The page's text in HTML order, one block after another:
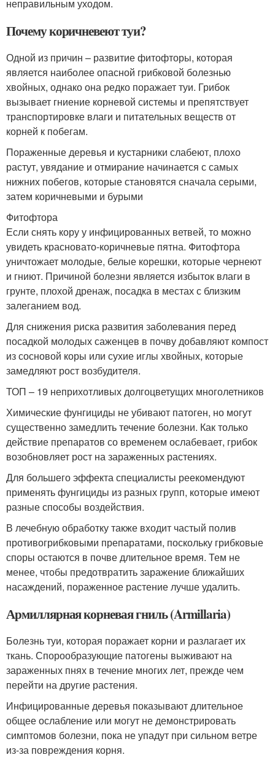
неправильным уходом.
Почему коричневеют туи?
Одной из причин – развитие фитофторы, которая
является наиболее опасной грибковой болезнью
хвойных, однако она редко поражает туи. Грибок
вызывает гниение корневой системы и препятствует
транспортировке влаги и питательных веществ от
корней к побегам.
Пораженные деревья и кустарники слабеют, плохо
растут, увядание и отмирание начинается с самых
нижних побегов, которые становятся сначала серыми,
затем коричневыми и бурыми
Фитофтора
Если снять кору у инфицированных ветвей, то можно
увидеть красновато-коричневые пятна. Фитофтора
уничтожает молодые, белые корешки, которые чернеют
и гниют. Причиной болезни является избыток влаги в
грунте, плохой дренаж, посадка в местах с близким
залеганием вод.
Для снижения риска развития заболевания перед
посадкой молодых саженцев в почву добавляют компост
из сосновой коры или сухие иглы хвойных, которые
замедляют рост возбудителя.
ТОП – 19 неприхотливых долгоцветущих многолетников
Химические фунгициды не убивают патоген, но могут
существенно замедлить течение болезни. Как только
действие препаратов со временем ослабевает, грибок
возобновляет рост на зараженных растениях.
Для большего эффекта специалисты реекомендуют
применять фунгициды из разных групп, которые имеют
разные способы воздействия.
В лечебную обработку также входит частый полив
противогрибковыми препаратами, поскольку грибковые
споры остаются в почве длительное время. Тем не
менее, чтобы предотвратить заражение ближайших
насаждений, пораженное растение лучше удалить.
Армиллярная корневая гниль (Armillaria)
Болезнь туи, которая поражает корни и разлагает их
ткань. Спорообразующие патогены выживают на
зараженных пнях в течение многих лет, прежде чем
перейти на другие растения.
Инфицированные деревья показывают длительное
общее ослабление или могут не демонстрировать
симптомов болезни, пока не упадут при сильном ветре
из-за повреждения корня.